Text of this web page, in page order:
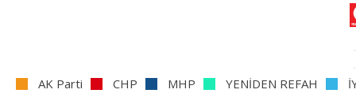
AK Parti CHP MHP YENİDEN REFAH